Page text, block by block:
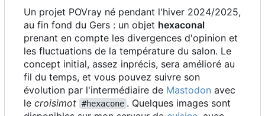
Un projet POVray né pendant l'hiver 2024/2025,
au fin fond du Gers : un objet hexaconal
prenant en compte les divergences d'opinion et
les fluctuations de la température du salon. Le
concept initial, assez inprécis, sera amélioré au
fil du temps, et vous pouvez suivre son
évolution par l'intermédiaire de Mastodon avec
le croisimot #hexacone . Quelques images sont